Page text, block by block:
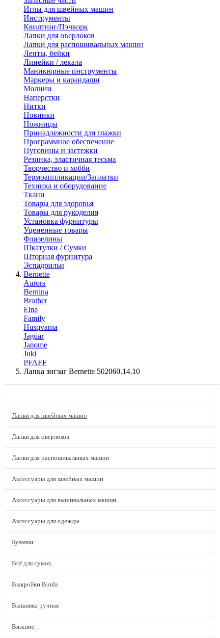
Иглы для швейных машин
Инструменты
Квилтинг/Пэчворк
Лапки для оверлоков
Лапки для распошивальных машин
Ленты, бейки
Линейки / лекала
Маникюрные инструменты
Маркеры и карандаши
Молнии
Наперстки
Нитки
Новинки
Ножницы
Принадлежности для глажки
Программное обеспечение
Пуговицы и застежки
Резинка, эластичная тесьма
Творчество и хобби
Термоаппликации/Заплатки
Техника и оборудование
Ткани
Товары для здоровья
Товары для рукоделия
Установка фурнитуры
Уцененные товары
Флизелины
Шкатулки / Сумки
Шторная фурнитура
Эспадрильи
Bernette
Aurora
Bernina
Brother
Elna
Family
Husqvarna
Jaguar
Janome
Juki
PFAFF
Лапка зигзаг Bernette 502060.14.10
Лапки для швейных машин
Лапки для оверлоков
Лапки для распошивальных машин
Аксессуары для швейных машин
Аксессуары для вышивальных машин
Аксессуары для одежды
Булавки
Всё для сумок
Выкройки Burda
Вышивка ручная
Вязание